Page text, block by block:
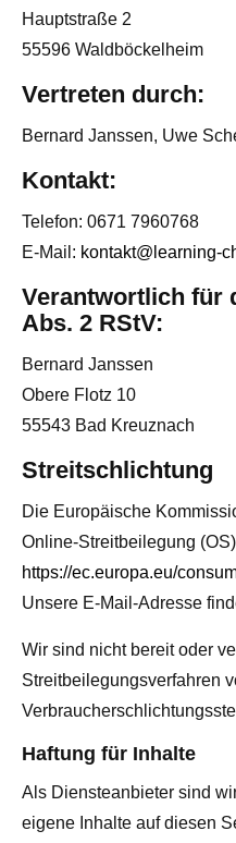
Hauptstraße 2
55596 Waldböckelheim
Vertreten durch:
Bernard Janssen, Uwe
Kontakt:
Telefon: 0671 7960768
E-Mail: kontakt@learning-
Verantwortlich für
Abs. 2 RStV:
Bernard Janssen
Obere Flotz 10
55543 Bad Kreuznach
Streitschlichtung
Die Europäische
Online-Streitbeilegung
https://ec.europa.eu/
Unsere E-Mail-Adresse
Wir sind nicht bereit oder
Streitbeilegungsverfahren
Haftung für Inhalte
Als Diensteanbieter sind
eigene Inhalte auf diesen